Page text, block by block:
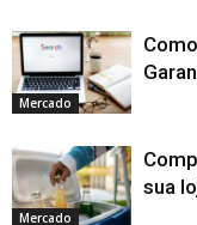
Mercado
Mercado
sua